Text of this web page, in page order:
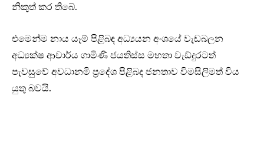
නිකුත් කර තිබේ.
එමෙන්ම නාය යෑම් පිළිබඳ අධ්‍යයන අංශයේ වැඩබලන
අධ්‍යක්ෂ ආචාර්ය ගාමිණි ජයතිස්ස මහතා වැඩ්දුරටත්
පැවසුවේ අවධානමි ප්‍රදේශ පිළිබද ජනතාව විමසිලිමත් විය
යුතු බවයි.